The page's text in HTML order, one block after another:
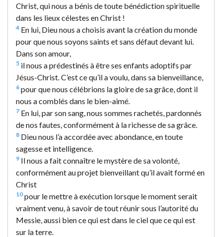
Christ, qui nous a bénis de toute bénédiction spirituelle
dans les lieux célestes en Christ !
4 En lui, Dieu nous a choisis avant la création du monde
pour que nous soyons saints et sans défaut devant lui.
Dans son amour,
5 il nous a prédestinés à être ses enfants adoptifs par
Jésus-Christ. C’est ce qu’il a voulu, dans sa bienveillance,
6 pour que nous célébrions la gloire de sa grâce, dont il
nous a comblés dans le bien-aimé.
7 En lui, par son sang, nous sommes rachetés, pardonnés
de nos fautes, conformément à la richesse de sa grâce.
8 Dieu nous l’a accordée avec abondance, en toute
sagesse et intelligence.
9 Il nous a fait connaître le mystère de sa volonté,
conformément au projet bienveillant qu’il avait formé en
Christ
10pour le mettre à exécution lorsque le moment serait
vraiment venu, à savoir de tout réunir sous l’autorité du
Messie, aussi bien ce qui est dans le ciel que ce qui est
sur la terre.